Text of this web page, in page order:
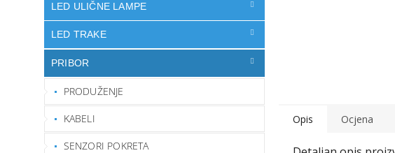
LED ULIČNE LAMPE
LED TRAKE
PRIBOR
PRODUŽENJE
KABELI
SENZORI POKRETA
Opis Ocjena